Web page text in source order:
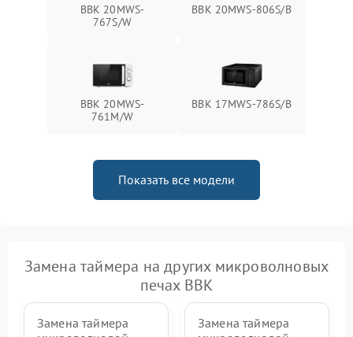
BBK 20MWS-
767S/W
BBK 20MWS-806S/B
BBK 20MWS-
761M/W
BBK 17MWS-786S/B
Показать все модели
Замена таймера на других микроволновых
печах BBK
Замена таймера
Замена таймера